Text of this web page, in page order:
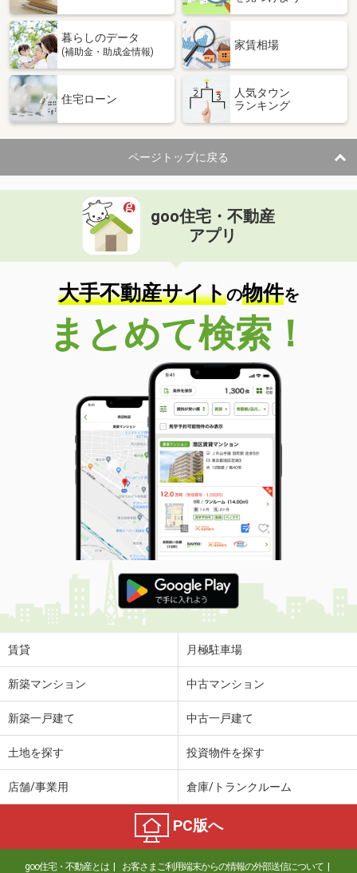
暮らしのデータ
(補助金・助成金情報)
家賃相場
住宅ローン
人気タウン
ランキング
ページトップに戻る
goo住宅・不動産
アプリ
大手不動産サイトの物件を
まとめて検索！
賃貸 月極駐車場
新築マンション 中古マンション
新築一戸建て 中古一戸建て
土地を探す 投資物件を探す
店舗/事業用 倉庫/トランクルーム
PC版へ
goo住宅・不動産とは お客さまご利用端末からの情報の外部送信について